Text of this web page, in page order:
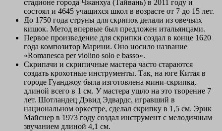
стадионе города Чжанхуа (Тайвань) в 2011 году и
состоял и 4645 учащихся школ в возрасте от 7 до 15 лет.
До 1750 года струны для скрипок делали из овечьих
кишок. Метод впервые был предложен итальянцами.
Первое произведение для скрипки создал в конце 1620
года композитор Марини. Оно носило название
«Romanesca per violino solo е basso».
Скрипачи и скрипичные мастера часто стараются
создать крохотные инструменты. Так, на юге Китая в
городе Гуанджоу была изготовлена мини-скрипка,
длиной всего в 1 см. У мастера ушло на это творение 7
лет. Шотландец Дэвид Эдвардс, игравший в
национальном оркестре, сделал скрипку в 1,5 см. Эрик
Майснер в 1973 году создал инструмент с мелодичным
звучанием длиной 4,1 см.